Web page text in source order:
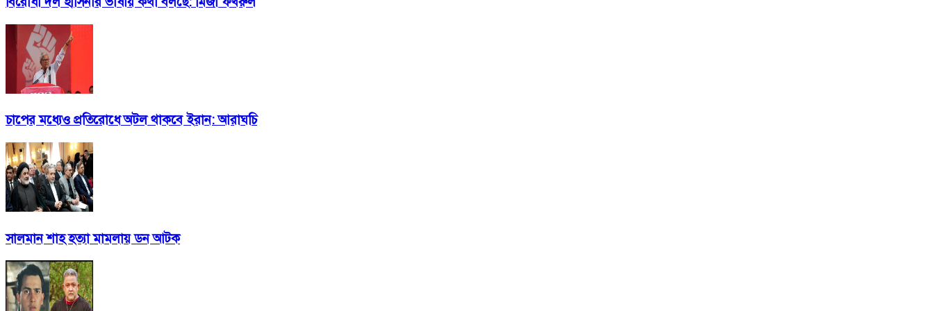
চাপের মধ্যেও প্রতিরোধে অটল থাকবে ইরান: আরাঘচি
সালমান শাহ হত্যা মামলায় ডন আটক